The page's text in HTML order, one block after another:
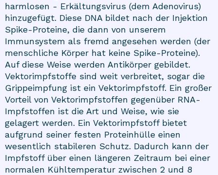
harmlosen - Erkältungsvirus (dem Adenovirus)
hinzugefügt. Diese DNA bildet nach der Injektion
Spike-Proteine, die dann von unserem
Immunsystem als fremd angesehen werden (der
menschliche Körper hat keine Spike-Proteine).
Auf diese Weise werden Antikörper gebildet.
Vektorimpfstoffe sind weit verbreitet, sogar die
Grippeimpfung ist ein Vektorimpfstoff. Ein großer
Vorteil von Vektorimpfstoffen gegenüber RNA-
Impfstoffen ist die Art und Weise, wie sie
gelagert werden. Ein Vektorimpfstoff bietet
aufgrund seiner festen Proteinhülle einen
wesentlich stabileren Schutz. Dadurch kann der
Impfstoff über einen längeren Zeitraum bei einer
normalen Kühltemperatur zwischen 2 und 8